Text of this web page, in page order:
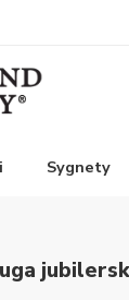
Sygnety